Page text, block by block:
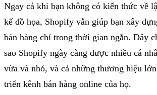
Ngay cả khi bạn không có kiến thức về
kế đồ họa, Shopify vẫn giúp bạn xây
bán hàng chỉ trong thời gian ngắn. Đây
sao Shopify ngày càng được nhiều cá
vừa và nhỏ, và cả những thương hiệu
triển kênh bán hàng online của họ.